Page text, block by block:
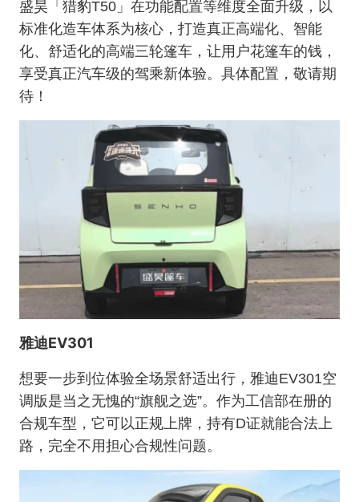
盛昊「猎豹T50」在功能配置等维度全面升级，以
标准化造车体系为核心，打造真正高端化、智能
化、舒适化的高端三轮篷车，让用户花篷车的钱，
享受真正汽车级的驾乘新体验。具体配置，敬请期
待！
雅迪EV301
想要一步到位体验全场景舒适出行，雅迪EV301空
调版是当之无愧的“旗舰之选”。作为工信部在册的
合规车型，它可以正规上牌，持有D证就能合法上
路，完全不用担心合规性问题。